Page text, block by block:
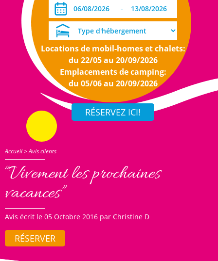
-
Locations de mobil-homes et chalets:
du 22/05 au 20/09/2026
Emplacements de camping:
du 05/06 au 20/09/2026
Accueil>Avis clients
“Vivement les prochaines
vacances”
Avis écrit le 05 Octobre 2016 par Christine D
RÉSERVER